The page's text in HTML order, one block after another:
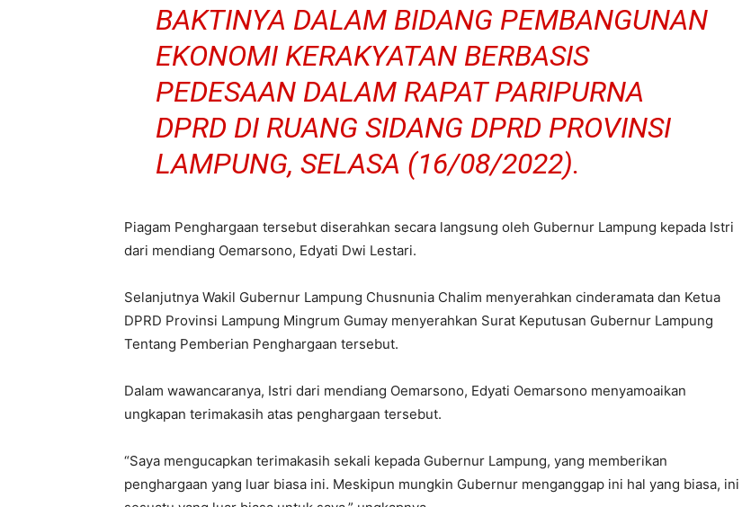
BAKTINYA DALAM BIDANG PEMBANGUNAN
EKONOMI KERAKYATAN BERBASIS
PEDESAAN DALAM RAPAT PARIPURNA
DPRD DI RUANG SIDANG DPRD PROVINSI
LAMPUNG, SELASA (16/08/2022).
Piagam Penghargaan tersebut diserahkan secara langsung oleh Gubernur Lampung kepada Istri
dari mendiang Oemarsono, Edyati Dwi Lestari.
Selanjutnya Wakil Gubernur Lampung Chusnunia Chalim menyerahkan cinderamata dan Ketua
DPRD Provinsi Lampung Mingrum Gumay menyerahkan Surat Keputusan Gubernur Lampung
Tentang Pemberian Penghargaan tersebut.
Dalam wawancaranya, Istri dari mendiang Oemarsono, Edyati Oemarsono menyamoaikan
ungkapan terimakasih atas penghargaan tersebut.
“Saya mengucapkan terimakasih sekali kepada Gubernur Lampung, yang memberikan
penghargaan yang luar biasa ini. Meskipun mungkin Gubernur menganggap ini hal yang biasa, ini